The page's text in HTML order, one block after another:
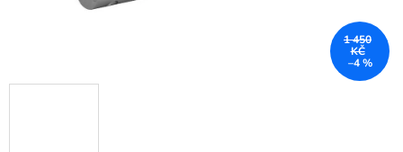
1 450
KČ
–4 %